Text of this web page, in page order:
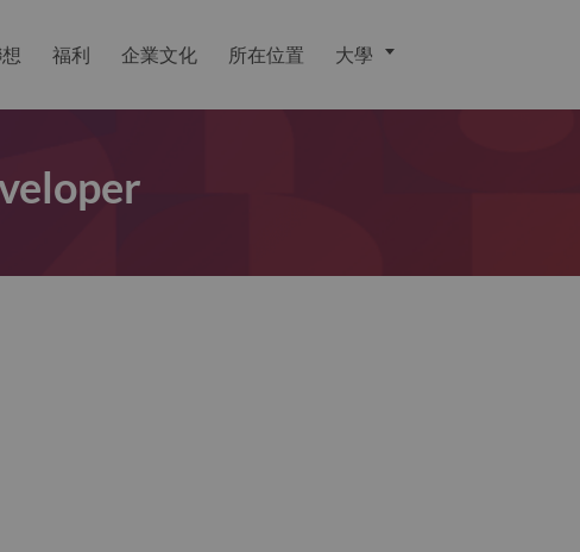
福利 企業文化 所在位置 大學